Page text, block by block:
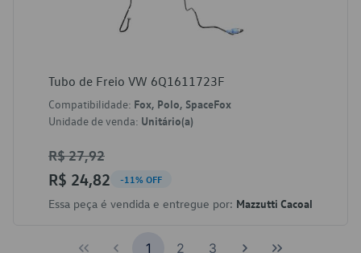
Tubo de Freio VW 6Q1611723F
Compatibilidade: Fox, Polo, SpaceFox
Unidade de venda: Unitário(a)
R$ 27,92
R$ 24,82 -11% OFF
Essa peça é vendida e entregue por: Mazzutti Cacoal
1 2 3